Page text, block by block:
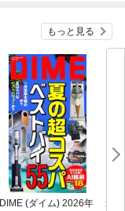
もっと見る
DIME (ダイム) 2026年
追